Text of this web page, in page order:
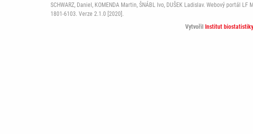
SCHWARZ, Daniel, KOMENDA Martin, ŠNÁBL Ivo, DUŠEK Ladislav. Webový
1801-6103. Verze 2.1.0 [2020].
Vytvořil
Institut